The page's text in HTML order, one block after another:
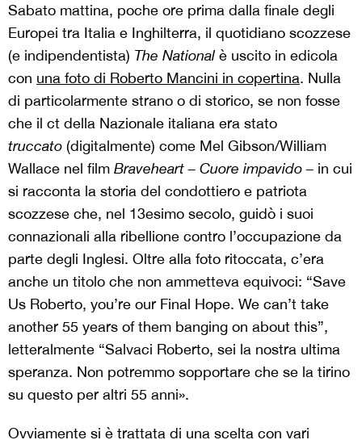
Sabato mattina, poche ore prima dalla finale degli
Europei tra Italia e Inghilterra, il quotidiano scozzese
(e indipendentista) The National è uscito in edicola
con una foto di Roberto Mancini in copertina. Nulla
di particolarmente strano o di storico, se non fosse
che il ct della Nazionale italiana era stato
truccato (digitalmente) come Mel Gibson/William
Wallace nel film Braveheart – Cuore impavido – in cui
si racconta la storia del condottiero e patriota
scozzese che, nel 13esimo secolo, guidò i suoi
connazionali alla ribellione contro l’occupazione da
parte degli Inglesi. Oltre alla foto ritoccata, c’era
anche un titolo che non ammetteva equivoci: “Save
Us Roberto, you’re our Final Hope. We can’t take
another 55 years of them banging on about this”,
letteralmente “Salvaci Roberto, sei la nostra ultima
speranza. Non potremmo sopportare che se la tirino
su questo per altri 55 anni».
Ovviamente si è trattata di una scelta con vari